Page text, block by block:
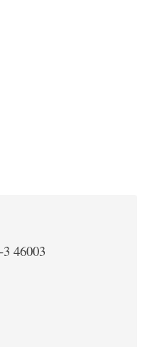
46003